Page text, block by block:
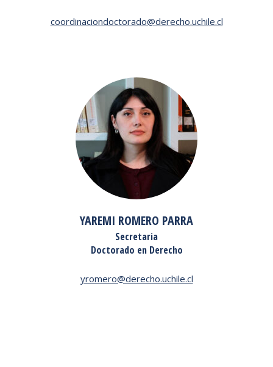
coordinaciondoctorado@derecho.uchile.cl
YAREMI ROMERO PARRA
Secretaria
Doctorado en Derecho
yromero@derecho.uchile.cl